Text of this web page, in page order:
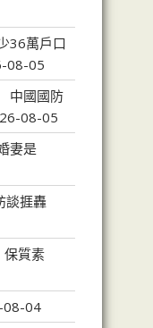
36萬戶口
08-05
中國國防
08-05
妻是
談捱轟
保質素
08-04